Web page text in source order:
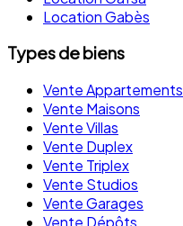
Location Gabès
Types de biens
Vente Appartements
Vente Maisons
Vente Villas
Vente Duplex
Vente Triplex
Vente Studios
Vente Garages
Vente Dépôts